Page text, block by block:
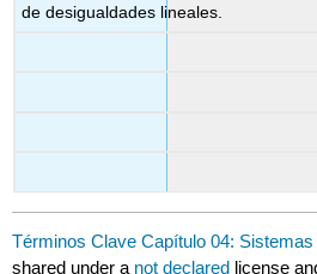
de desigualdades lineales.
Términos Clave Capítulo 04:
shared under a not declared license